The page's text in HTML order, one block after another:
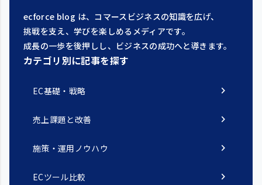
ecforce blog は、コマースビジネスの知識を広げ、
挑戦を支え、学びを楽しめるメディアです。
成長の一歩を後押しし、ビジネスの成功へと導きます。
カテゴリ別に記事を探す
EC基礎・戦略 chevron_right
売上課題と改善 chevron_right
施策・運用ノウハウ chevron_right
ECツール比較 chevron_right